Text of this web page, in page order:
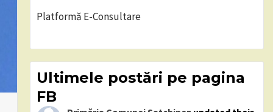
Platformă E-Consultare
Ultimele postări pe pagina
FB